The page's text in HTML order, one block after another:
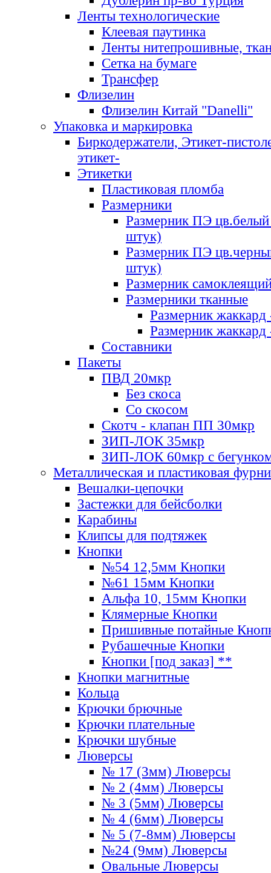
Ленты технологические
Клеевая паутинка
Ленты нитепрошивные,
Сетка на бумаге
Трансфер
Флизелин
Флизелин Китай "Danelli"
Упаковка и маркировка
Биркодержатели, Этикет-
этикет-
Этикетки
Пластиковая пломба
Размерники
Размерник ПЭ цв.белый
штук)
Размерник ПЭ
штук)
Размерник
Размерники тканные
Размерник
Размерник
Составники
Пакеты
ПВД 20мкр
Без скоса
Со скосом
Скотч - клапан ПП 30мкр
ЗИП-ЛОК 35мкр
ЗИП-ЛОК 60мкр с
Металлическая и пластиковая
Вешалки-цепочки
Застежки для бейсболки
Карабины
Клипсы для подтяжек
Кнопки
№54 12,5мм Кнопки
№61 15мм Кнопки
Альфа 10, 15мм Кнопки
Клямерные Кнопки
Пришивные потайные
Рубашечные Кнопки
Кнопки [под заказ] **
Кнопки магнитные
Кольца
Крючки брючные
Крючки плательные
Крючки шубные
Люверсы
№ 17 (3мм) Люверсы
№ 2 (4мм) Люверсы
№ 3 (5мм) Люверсы
№ 4 (6мм) Люверсы
№ 5 (7-8мм) Люверсы
№24 (9мм) Люверсы
Овальные Люверсы